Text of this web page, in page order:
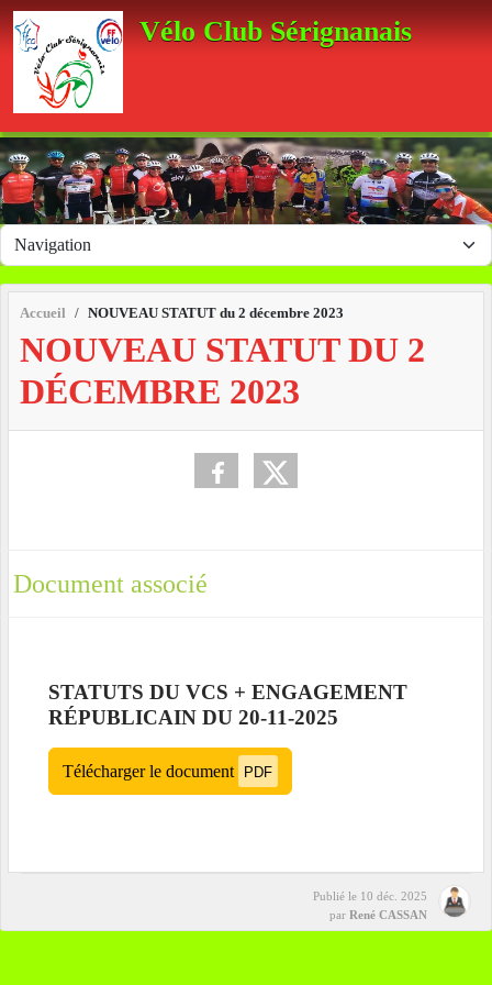
Vélo Club Sérignanais
Accueil NOUVEAU STATUT du 2 décembre 2023
NOUVEAU STATUT DU 2
DÉCEMBRE 2023
Document associé
STATUTS DU VCS + ENGAGEMENT
RÉPUBLICAIN DU 20-11-2025
Télécharger le document PDF
Publié le 10 déc. 2025
par René CASSAN
Panneau de gestion des cookies